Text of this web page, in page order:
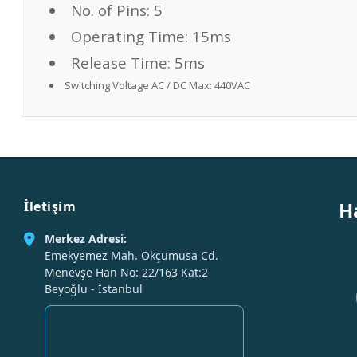
No. of Pins: 5
Operating Time: 15ms
Release Time: 5ms
Switching Voltage AC / DC Max: 440VAC
İletişim
Merkez Adresi:
Emekyemez Mah. Okçumusa Cd.
Menevşe Han No: 22/163 Kat:2
Beyoğlu - İstanbul